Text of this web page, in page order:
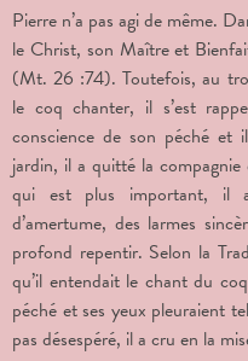
Pierre n’a pas agi de même.
le Christ, son Maître et
(Mt. 26 :74). Toutefois, au
le coq chanter, il s’est
conscience de son péché
jardin, il a quitté la
qui est plus important, il
d’amertume, des larmes
profond repentir. Selon la
qu’il entendait le chant du
péché et ses yeux pleuraient
pas désespéré, il a cru en la